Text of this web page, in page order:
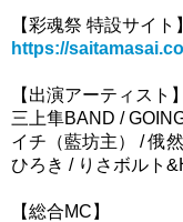
【彩魂祭 特設サイト】
https://
【出演アーティスト】
三上隼BAND /
イチ（藍坊主） / 俄
ひろき / りさボルト
【総合MC】